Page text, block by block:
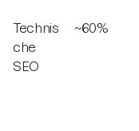
Technis
che
SEO
~60%